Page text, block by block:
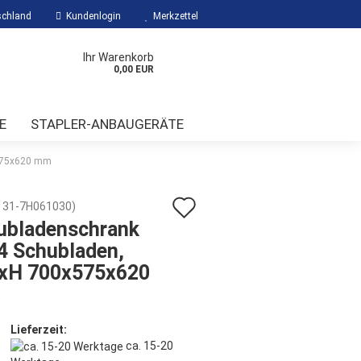
Kundenlogin Merkzettel
Ihr Warenkorb
0,00 EUR
STAPLER-ANBAUGERÄTE
mm
31-7H061030)
Schubladen,
700x575x620
Lieferzeit:
ca. 15-20